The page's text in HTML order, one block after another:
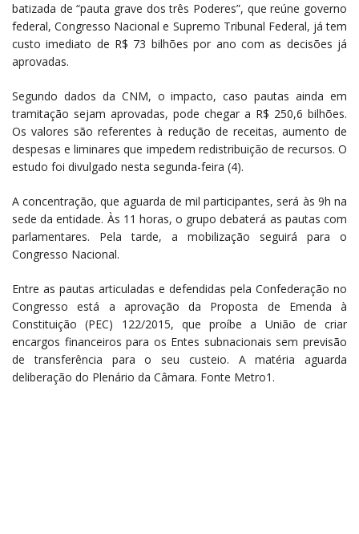
batizada de “pauta grave dos três Poderes”, que reúne governo
federal, Congresso Nacional e Supremo Tribunal Federal, já tem
custo imediato de R$ 73 bilhões por ano com as decisões já
aprovadas.
Segundo dados da CNM, o impacto, caso pautas ainda em
tramitação sejam aprovadas, pode chegar a R$ 250,6 bilhões.
Os valores são referentes à redução de receitas, aumento de
despesas e liminares que impedem redistribuição de recursos. O
estudo foi divulgado nesta segunda-feira (4).
A concentração, que aguarda de mil participantes, será às 9h na
sede da entidade. Às 11 horas, o grupo debaterá as pautas com
parlamentares. Pela tarde, a mobilização seguirá para o
Congresso Nacional.
Entre as pautas articuladas e defendidas pela Confederação no
Congresso está a aprovação da Proposta de Emenda à
Constituição (PEC) 122/2015, que proíbe a União de criar
encargos financeiros para os Entes subnacionais sem previsão
de transferência para o seu custeio. A matéria aguarda
deliberação do Plenário da Câmara. Fonte Metro1.